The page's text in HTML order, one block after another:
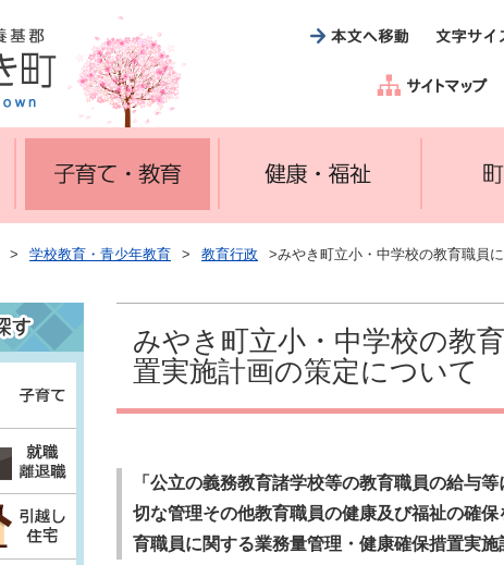
> 学校教育・青少年教育 > 教育行政 >みやき町立小・中学校の教育職員
みやき町立小・中学校の教
置実施計画の策定について
「公立の義務教育諸学校等の教育職員の給与
切な管理その他教育職員の健康及び福祉の確
育職員に関する業務量管理・健康確保措置実施